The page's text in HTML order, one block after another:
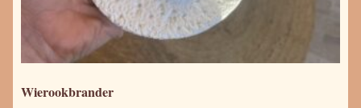
Wierookbrander